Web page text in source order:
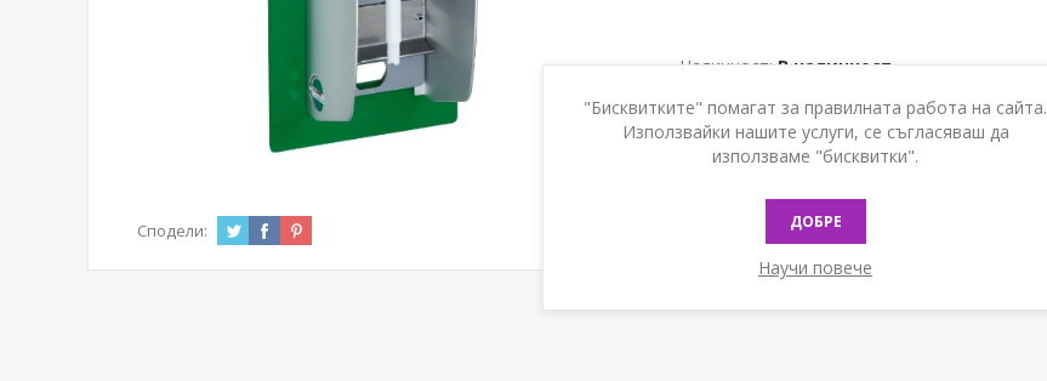
Наличност: В наличност
КУПИ
Сподели:
"Бисквитките" помагат за правилната работа на сайта.
Използвайки нашите услуги, се съгласяваш да
използваме "бисквитки".
ДОБРЕ
Научи повече